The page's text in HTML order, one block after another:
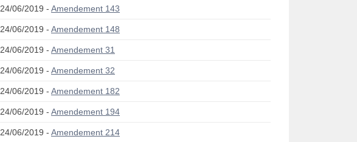
24/06/2019 - Amendement 143
24/06/2019 - Amendement 148
24/06/2019 - Amendement 31
24/06/2019 - Amendement 32
24/06/2019 - Amendement 182
24/06/2019 - Amendement 194
24/06/2019 - Amendement 214